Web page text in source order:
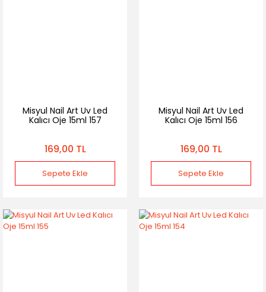
Misyul Nail Art Uv Led
Kalıcı Oje 15ml 157
169,00 TL
Sepete Ekle
Misyul Nail Art Uv Led
Kalıcı Oje 15ml 156
169,00 TL
Sepete Ekle